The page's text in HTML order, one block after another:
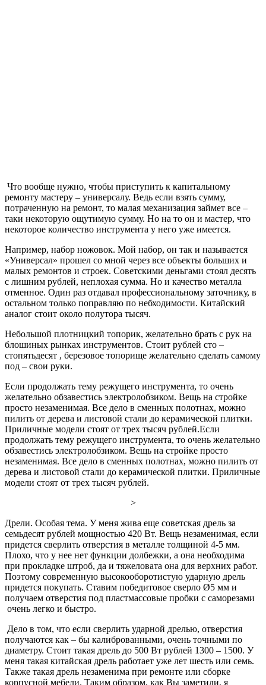
Что вообще нужно, чтобы приступить к капитальному
ремонту мастеру – универсалу. Ведь если взять сумму,
потраченную на ремонт, то малая механизация займет все –
таки некоторую ощутимую сумму. Но на то он и мастер, что
некоторое количество инструмента у него уже имеется.
Например, набор ножовок. Мой набор, он так и называется
«Универсал» прошел со мной через все объекты больших и
малых ремонтов и строек. Советскими деньгами стоял десять
с лишним рублей, неплохая сумма. Но и качество металла
отменное. Один раз отдавал профессиональному заточнику, в
остальном только поправляю по небходимости. Китайский
аналог стоит около полутора тысяч.
Небольшой плотницкий топорик, желательно брать с рук на
блошиных рынках инструментов. Стоит рублей сто –
стопятьдесят , березовое топорище желательно сделать самому
под – свои руки.
Если продолжать тему режущего инструмента, то очень
желательно обзавестись электролобзиком. Вещь на стройке
просто незаменимая. Все дело в сменных полотнах, можно
пилить от дерева и листовой стали до керамической плитки.
Приличные модели стоят от трех тысяч рублей.Если
продолжать тему режущего инструмента, то очень желательно
обзавестись электролобзиком. Вещь на стройке просто
незаменимая. Все дело в сменных полотнах, можно пилить от
дерева и листовой стали до керамической плитки. Приличные
модели стоят от трех тысяч рублей.
>
Дрели. Особая тема. У меня жива еще советская дрель за
семьдесят рублей мощностью 420 Вт. Вещь незаменимая, если
придется сверлить отверстия в металле толщиной 4-5 мм.
Плохо, что у нее нет функции долбежки, а она необходима
при прокладке штроб, да и тяжеловата она для верхних работ.
Поэтому современную высокооборотистую ударную дрель
придется покупать. Ставим победитовое сверло Ø5 мм и
получаем отверстия под пластмассовые пробки с саморезами
очень легко и быстро.
Дело в том, что если сверлить ударной дрелью, отверстия
получаются как – бы калиброванными, очень точными по
диаметру. Стоит такая дрель до 500 Вт рублей 1300 – 1500. У
меня такая китайская дрель работает уже лет шесть или семь.
Также такая дрель незаменима при ремонте или сборке
корпусной мебели. Таким образом, как Вы заметили, я